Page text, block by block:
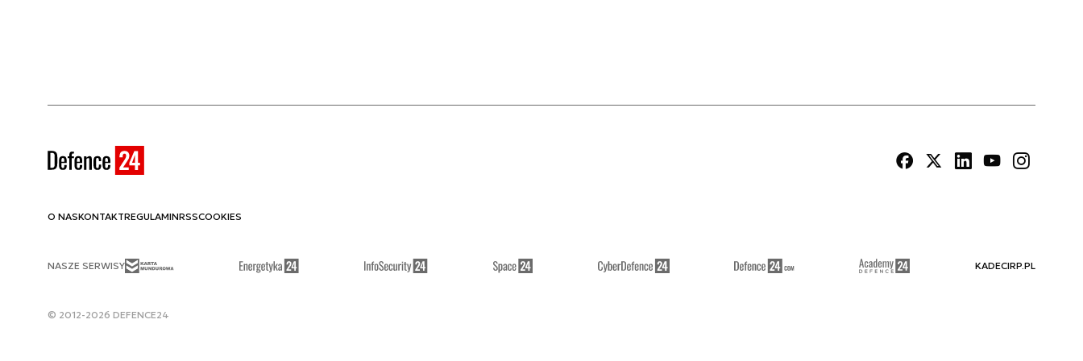
O NASKONTAKTREGULAMINRSSCOOKIES
NASZE SERWISY KADECIRP.PL
© 2012-2026 DEFENCE24